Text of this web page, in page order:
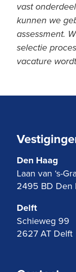
vast
kunnen we
assessment.
selectie
vacature
Den Haag
Laan van ‘s-
2495 BD Den
Delft
Schieweg 99
2627 AT Delft